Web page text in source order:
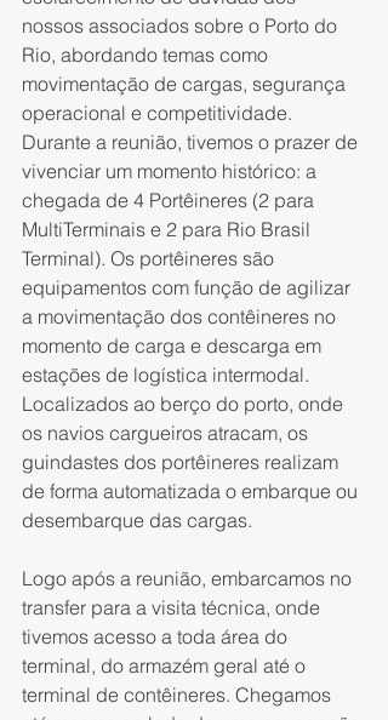
nossos associados sobre o Porto do
Rio, abordando temas como
movimentação de cargas, segurança
operacional e competitividade.
Durante a reunião, tivemos o prazer de
vivenciar um momento histórico: a
chegada de 4 Portêineres (2 para
MultiTerminais e 2 para Rio Brasil
Terminal). Os portêineres são
equipamentos com função de agilizar
a movimentação dos contêineres no
momento de carga e descarga em
estações de logística intermodal.
Localizados ao berço do porto, onde
os navios cargueiros atracam, os
guindastes dos portêineres realizam
de forma automatizada o embarque ou
desembarque das cargas.
Logo após a reunião, embarcamos no
transfer para a visita técnica, onde
tivemos acesso a toda área do
terminal, do armazém geral até o
terminal de contêineres. Chegamos